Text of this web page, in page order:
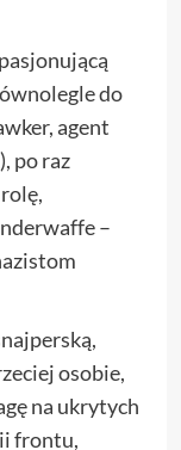
do
agent
po raz
–
osobie,
na ukrytych
frontu,